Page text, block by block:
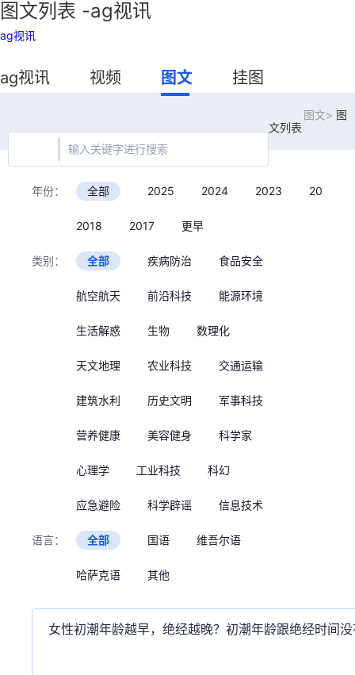
图文列表 -ag视讯
ag视讯
ag视讯 视频 图文 挂图
图文> 图
文列表
年份： 全部 2025 2024 2023 2022
2018 2017 更早
类别： 全部 疾病防治 食品安全
航空航天 前沿科技 能源环境
生活解惑 生物 数理化
天文地理 农业科技 交通运输
建筑水利 历史文明 军事科技
营养健康 美容健身 科学家
心理学 工业科技 科幻
应急避险 科学辟谣 信息技术
语言： 全部 国语 维吾尔语
哈萨克语 其他
女性初潮年龄越早，绝经越晚？初潮年龄跟绝经时间